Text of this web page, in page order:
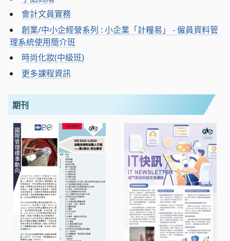
會計文員實務
創業/中小企經營系列 : 小企業「計糧易」 - 僱員資料管
理系統使用簡介班
時尚化妝(中級班)
更多課程資訊
期刊